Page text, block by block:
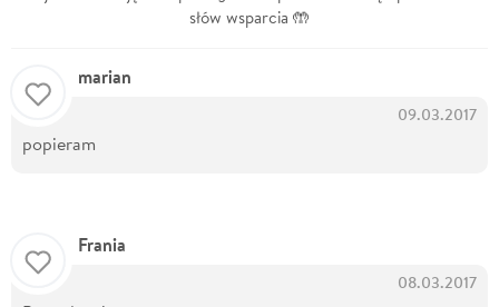
słów wsparcia 🤲
marian
09.03.2017
popieram
Frania
08.03.2017